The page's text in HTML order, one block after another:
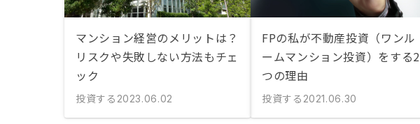
マンション経営のメリットは？
リスクや失敗しない方法もチェ
ック
投資する 2023.06.02
FPの私が不動産投資（ワンル
ームマンション投資）をする2
つの理由
投資する 2021.06.30